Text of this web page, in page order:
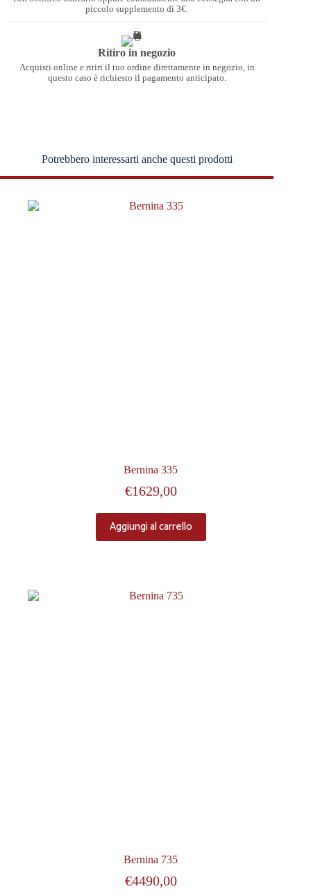
piccolo supplemento di 3€.
Ritiro in negozio
Acquisti online e ritiri il tuo ordine direttamente in negozio, in
questo caso è richiesto il pagamento anticipato.
Potrebbero interessarti anche questi prodotti
Bernina 335
€1629,00
Aggiungi al carrello
Bernina 735
€4490,00